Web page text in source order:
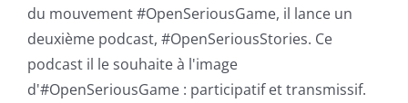
du mouvement #OpenSeriousGame, il lance un
deuxième podcast, #OpenSeriousStories. Ce
podcast il le souhaite à l'image
d'#OpenSeriousGame : participatif et transmissif.